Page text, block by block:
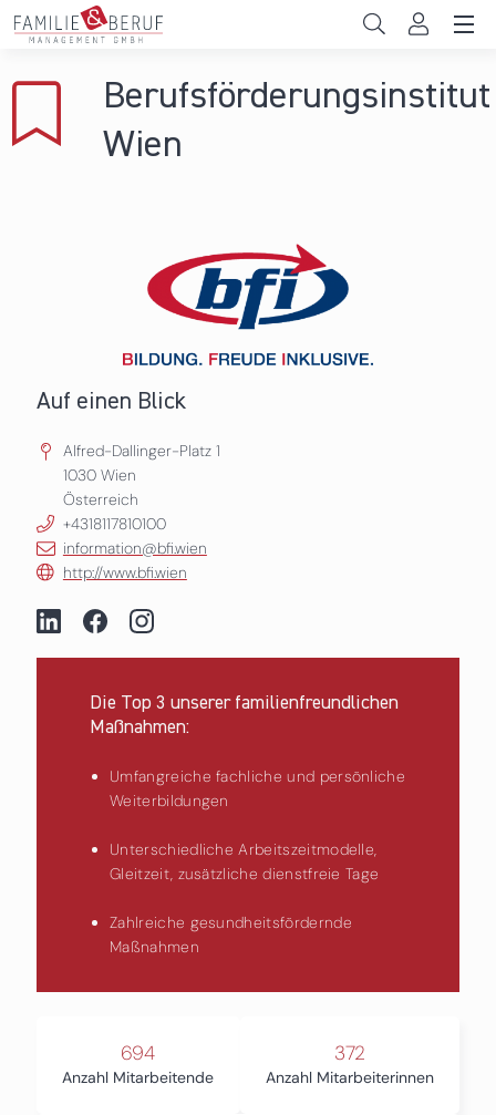
Direkt zum Inhalt
Gemeinden
Berufsförderungsinstitut
Wien
Auf einen Blick
Alfred-Dallinger-Platz 1
1030 Wien
Österreich
+4318117810100
information@bfi.wien
http://www.bfi.wien
Die Top 3 unserer familienfreundlichen
Maßnahmen:
Umfangreiche fachliche und persönliche
Weiterbildungen
Unterschiedliche Arbeitszeitmodelle,
Gleitzeit, zusätzliche dienstfreie Tage
Zahlreiche gesundheitsfördernde
Maßnahmen
694
Anzahl Mitarbeitende
372
Anzahl Mitarbeiterinnen